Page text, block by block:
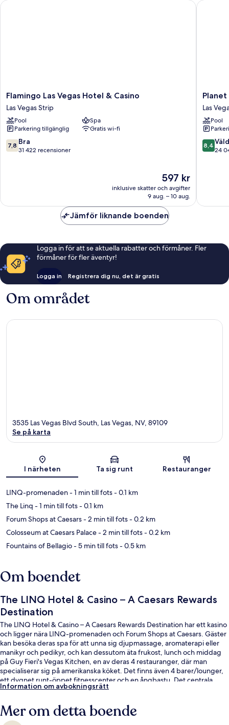
smoking
Flamingo
Las
Vegas
Hotel
&
Casino
Las
Flamingo Las Vegas Hotel & Casino
Las Vegas Strip
Pool
Spa
Parkering tillgänglig
Gratis wi-fi
7.8
av
7,8 Bra
31 422 recensioner
Priset
är
597 kr
597 kr
inklusive skatter och avgifter
9 aug. – 10 aug.
Flamingo Las Vegas Hotel & Casino
Planet
Resort
&
Casino
Las
Vegas
Las
Pool
8.4
av
8,4
24
Planet
Jämför liknande boenden
Logga in för att se aktuella rabatter och förmåner. Fler
förmåner för fler äventyr!
Logga in Registrera dig nu, det är gratis
Om området
Karta
3535 Las Vegas Blvd South, Las Vegas, NV, 89109
Se på karta
I närheten Ta sig runt Restauranger
LINQ-promenaden- 1 min till fots- 0.1 km
The Linq - 1 min till fots- 0.1 km
Forum Shops at Caesars- 2 min till fots- 0.2 km
Colosseum at Caesars Palace- 2 min till fots- 0.2 km
Fountains of Bellagio- 5 min till fots- 0.5 km
Om boendet
The LINQ Hotel & Casino – A Caesars Rewards
Destination
The LINQ Hotel & Casino – A Caesars Rewards Destination har ett kasino
och ligger nära LINQ-promenaden och Forum Shops at Caesars. Gäster
kan besöka deras spa för att unna sig djupmassage, aromaterapi eller
manikyr och pedikyr, och kan dessutom äta frukost, lunch och middag
på Guy Fieri's Vegas Kitchen, en av deras 4 restauranger, där man
specialiserar sig på amerikanska köket. Det finns även 4 barer/lounger,
ett dygnet runt-öppet fitnesscenter och en ångbastu. Det centrala
läget och närheten till områdets sevärdheter brukar uppskattas av våra
Station tar det 6 minuter att gå och till Flamingo - Caesars Palace
Monorail Station är det 8 minuter.
Information om avbokningsrätt
Mer om detta boende